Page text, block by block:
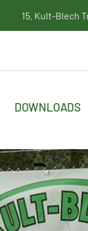
Treffen „KULT AM
DOWNLOADS